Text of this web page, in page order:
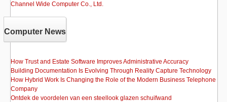
Channel Wide Computer Co., Ltd.
Computer News
How Trust and Estate Software Improves Administrative Accuracy
Building Documentation Is Evolving Through Reality Capture Technology
How Hybrid Work Is Changing the Role of the Modern Business Telephone
Company
Ontdek de voordelen van een steellook glazen schuifwand